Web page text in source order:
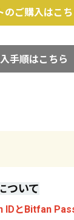
のご購入はこち
手順はこちら
ついて
IDとBitfan